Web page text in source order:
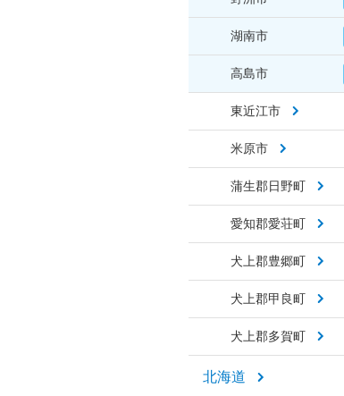
湖南市
高島市
東近江市
米原市
蒲生郡日野町
愛知郡愛荘町
犬上郡豊郷町
犬上郡甲良町
犬上郡多賀町
北海道